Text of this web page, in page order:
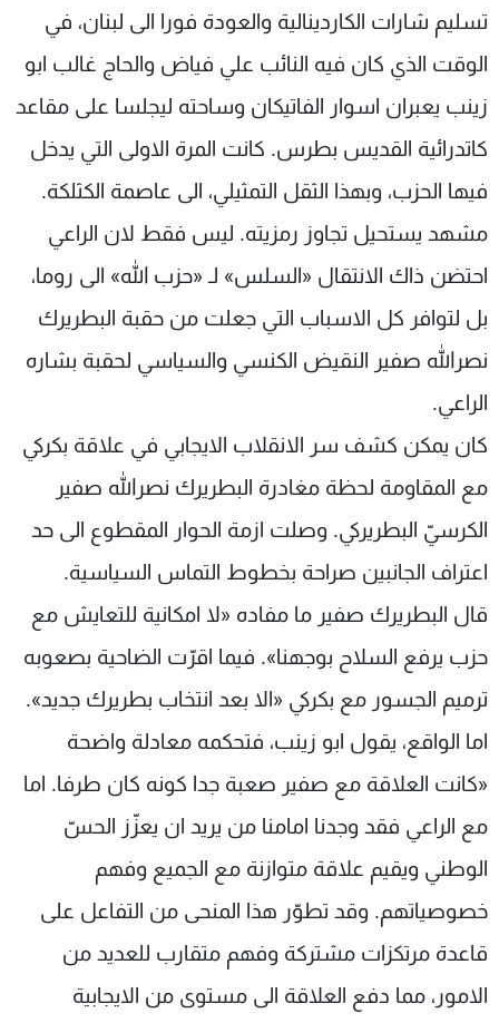
تسليم شارات الكاردينالية والعودة فورا الى لبنان، في
الوقت الذي كان فيه النائب علي فياض والحاج غالب ابو
زينب يعبران اسوار الفاتيكان وساحته ليجلسا على مقاعد
كاتدرائية القديس بطرس. كانت المرة الاولى التي يدخل
فيها الحزب، وبهذا الثقل التمثيلي، الى عاصمة الكثلكة.
مشهد يستحيل تجاوز رمزيته. ليس فقط لان الراعي
احتضن ذاك الانتقال «السلس» لـ «حزب الله» الى روما،
بل لتوافر كل الاسباب التي جعلت من حقبة البطريرك
نصرالله صفير النقيض الكنسي والسياسي لحقبة بشاره
الراعي.
كان يمكن كشف سر الانقلاب الايجابي في علاقة بكركي
مع المقاومة لحظة مغادرة البطريرك نصرالله صفير
الكرسيّ البطريركي. وصلت ازمة الحوار المقطوع الى حد
اعتراف الجانبين صراحة بخطوط التماس السياسية.
قال البطريرك صفير ما مفاده «لا امكانية للتعايش مع
حزب يرفع السلاح بوجهنا». فيما اقرّت الضاحية بصعوبه
ترميم الجسور مع بكركي «الا بعد انتخاب بطريرك جديد».
اما الواقع، يقول ابو زينب، فتحكمه معادلة واضحة
«كانت العلاقة مع صفير صعبة جدا كونه كان طرفا. اما
مع الراعي فقد وجدنا امامنا من يريد ان يعزّز الحسّ
الوطني ويقيم علاقة متوازنة مع الجميع وفهم
خصوصياتهم. وقد تطوّر هذا المنحى من التفاعل على
قاعدة مرتكزات مشتركة وفهم متقارب للعديد من
الامور، مما دفع العلاقة الى مستوى من الايجابية